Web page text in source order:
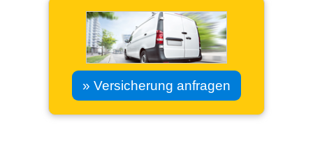
» Versicherung anfragen